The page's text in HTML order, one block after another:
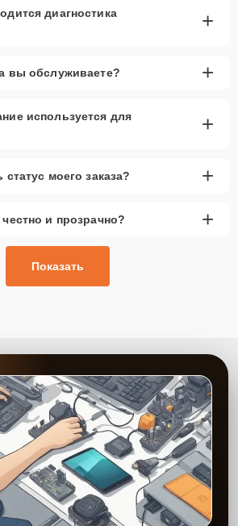
диагностика
+
вы обслуживаете? +
используется для
+
моего заказа? +
и прозрачно? +
Показать